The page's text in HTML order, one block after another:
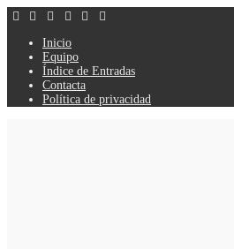
Inicio
Equipo
Índice de Entradas
Contacta
Política de privacidad